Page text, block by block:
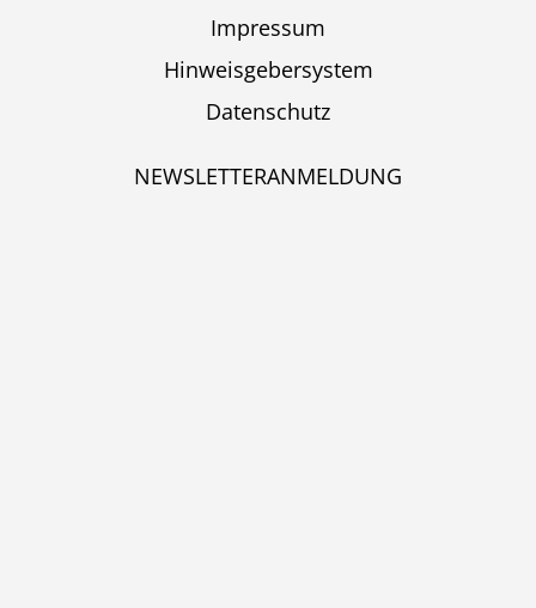
Impressum
Hinweisgebersystem
Datenschutz
NEWSLETTERANMELDUNG